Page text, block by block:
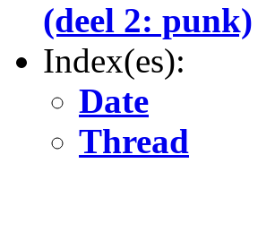
(deel 2: punk)
Index(es):
Date
Thread